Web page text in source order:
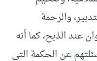
والرحمة
عند الذبح، كما أنه
عن الحكمة التي